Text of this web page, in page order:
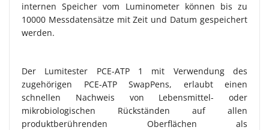
internen Speicher vom Luminometer können bis zu
10000 Messdatensätze mit Zeit und Datum gespeichert
werden.
Der Lumitester PCE-ATP 1 mit Verwendung des
zugehörigen PCE-ATP SwapPens, erlaubt einen
schnellen Nachweis von Lebensmittel- oder
mikrobiologischen Rückständen auf allen
produktberührenden Oberflächen als